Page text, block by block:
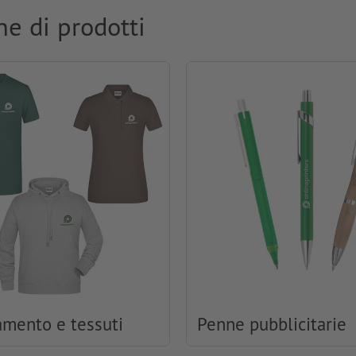
di prodotti
e tessuti Penne pubblicitarie